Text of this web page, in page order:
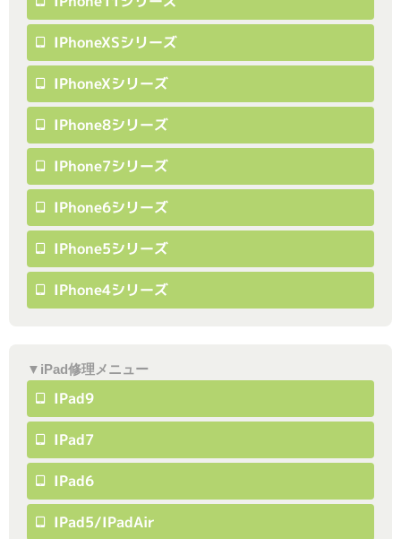
IPhoneXSシリーズ
IPhoneXシリーズ
IPhone8シリーズ
IPhone7シリーズ
IPhone6シリーズ
IPhone5シリーズ
IPhone4シリーズ
▼iPad修理メニュー
IPad9
IPad7
IPad6
IPad5/iPadAir